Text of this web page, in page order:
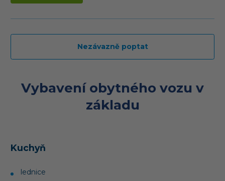
Nezávazně poptat
Vybavení obytného vozu v
základu
Kuchyň
lednice